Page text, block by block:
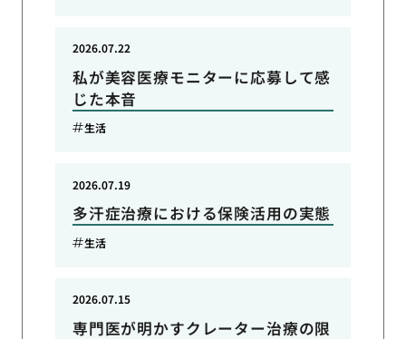
私が美容医療モニターに応募して感
じた本音
2026.07.22
生活
多汗症治療における保険活用の実態
2026.07.19
生活
専門医が明かすクレーター治療の限
2026.07.15